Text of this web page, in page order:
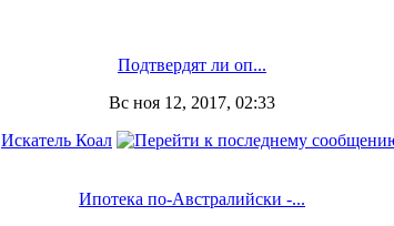
Подтвердят ли оп...
Вс ноя 12, 2017, 02:33
Искатель Коал
Ипотека по-Австралийски -...